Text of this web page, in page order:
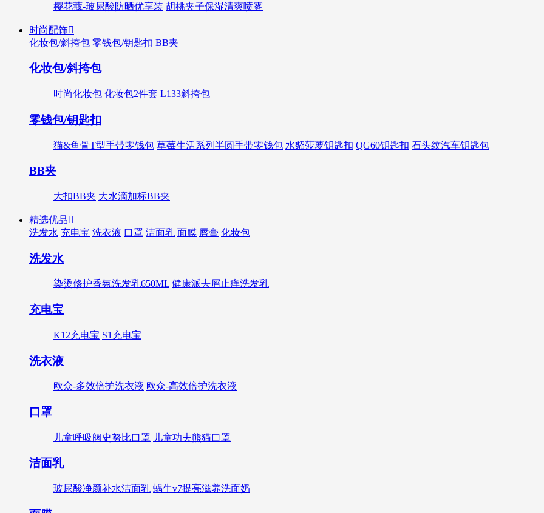
樱花蔻-玻尿酸防晒优享装 胡桃夹子保湿清爽喷雾
时尚配饰
化妆包/斜挎包 零钱包/钥匙扣 BB夹
化妆包/斜挎包
时尚化妆包 化妆包2件套 L133斜挎包
零钱包/钥匙扣
猫&鱼骨T型手带零钱包 草莓生活系列半圆手带零钱包 水貂菠萝钥匙扣 QG60钥匙扣 石头纹汽车钥匙包
BB夹
大扣BB夹 大水滴加标BB夹
精选优品
洗发水 充电宝 洗衣液 口罩 洁面乳 面膜 唇膏 化妆包
洗发水
染烫修护香氛洗发乳650ML 健康派去屑止痒洗发乳
充电宝
K12充电宝 S1充电宝
洗衣液
欧众-多效倍护洗衣液 欧众-高效倍护洗衣液
口罩
儿童呼吸阀史努比口罩 儿童功夫熊猫口罩
洁面乳
玻尿酸净颜补水洁面乳 蜗牛v7提亮滋养洗面奶